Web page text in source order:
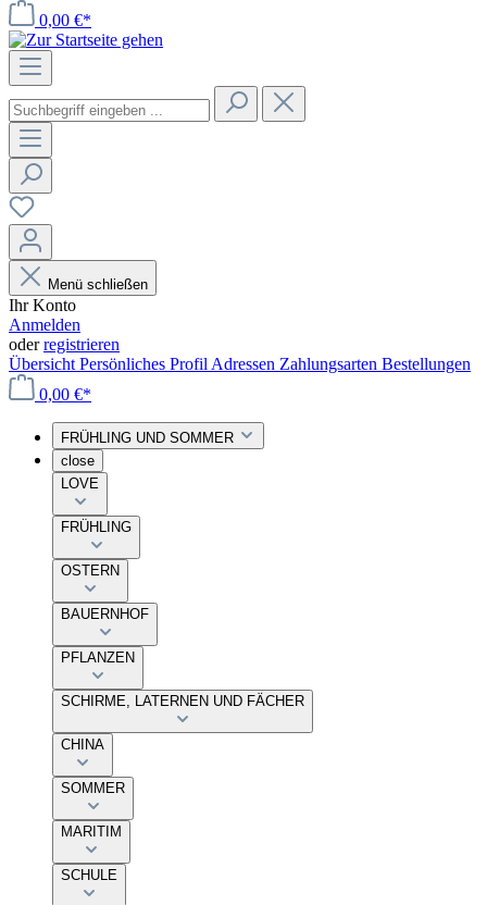
0,00 €*
Menü schließen
Ihr Konto
Anmelden
oderregistrieren
Übersicht Persönliches Profil Adressen Zahlungsarten Bestellungen
0,00 €*
FRÜHLING UND SOMMER
close
LOVE
FRÜHLING
OSTERN
BAUERNHOF
PFLANZEN
SCHIRME, LATERNEN UND FÄCHER
CHINA
SOMMER
MARITIM
SCHULE